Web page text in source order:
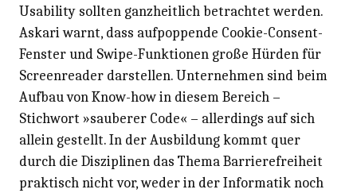
Usability sollten ganzheitlich betrachtet werden.
Askari warnt, dass aufpoppende Cookie­-Consent-
Fenster und Swipe-Funktionen große Hürden für
Screenreader darstellen. Unternehmen sind beim
Aufbau von Know-how in diesem Bereich –
Stichwort »sauberer Code« – allerdings auf sich
allein gestellt. In der Ausbildung kommt quer
durch die Disziplinen das Thema Barrierefreiheit
praktisch nicht vor, weder in der Informatik noch